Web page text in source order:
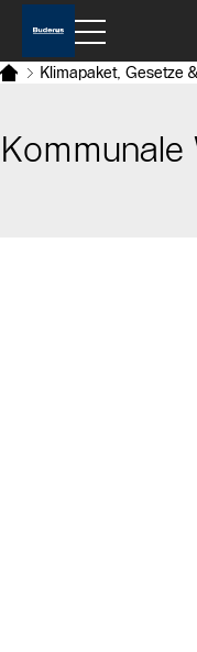
Klimapaket, Gesetze
Kommunale